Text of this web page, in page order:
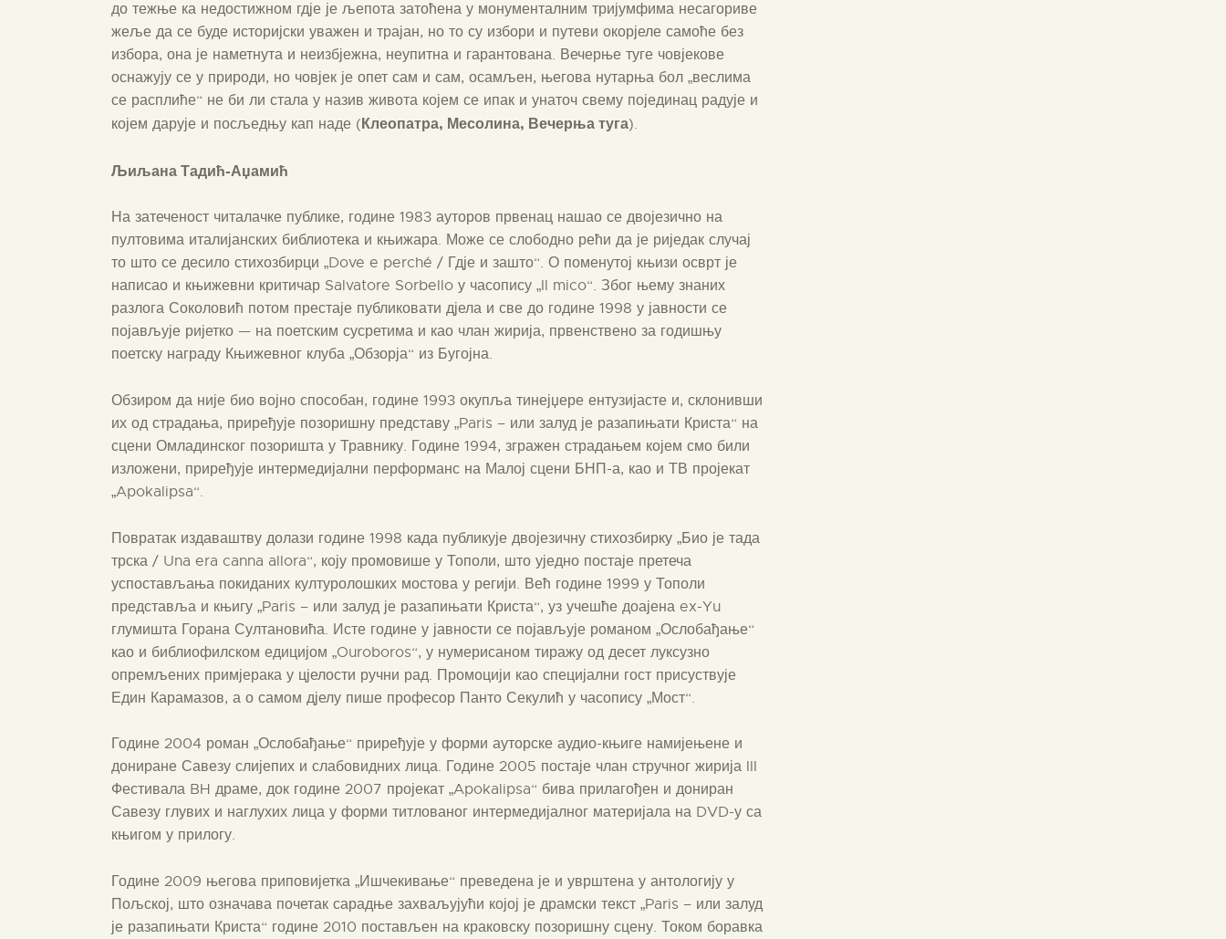
до тежње ка недостижном гдје је љепота затоћена у монументалним тријумфима несагориве
жеље да се буде историјски уважен и трајан, но то су избори и путеви окорјеле самоће без
избора, она је наметнута и неизбјежна, неупитна и гарантована. Вечерње туге човјекове
оснажују се у природи, но човјек је опет сам и сам, осамљен, његова нутарња бол „веслима
се расплиће“ не би ли стала у назив живота којем се ипак и унаточ свему појединац радује и
којем дарује и посљедњу кап наде (Клеопатра, Месолина, Вечерња туга).
Љиљана Тадић-Аџамић
На затеченост читалачке публике, године 1983 ауторов првенац нашао се двојезично на
пултовима италијанских библиотека и књижара. Може се слободно рећи да је риједак случај
то што се десило стихозбирци „Dove e perché / Гдје и зашто“. О поменутој књизи осврт је
написао и књижевни критичар Salvatore Sorbello у часопису „Il mico“. Због њему знаних
разлога Соколовић потом престаје публиковати дјела и све до године 1998 у јавности се
појављује ријетко — на поетским сусретима и као члан жирија, првенствено за годишњу
поетску награду Књижевног клуба „Обзорја“ из Бугојна.
Обзиром да није био војно способан, године 1993 окупља тинејџере ентузијасте и, склонивши
их од страдања, приређује позоришну представу „Paris – или залуд је разапињати Криста“ на
сцени Омладинског позоришта у Травнику. Године 1994, згражен страдањем којем смо били
изложени, приређује интермедијални перформанс на Малој сцени БНП-а, као и ТВ пројекат
„Apokalipsa“.
Повратак издаваштву долази године 1998 када публикује двојезичну стихозбирку „Био је тада
трска / Una era canna allora“, коју промовише у Тополи, што уједно постаје претеча
успостављања покиданих културолошких мостова у регији. Већ године 1999 у Тополи
представља и књигу „Paris – или залуд је разапињати Криста“, уз учешће доајена ex-Yu
глумишта Горана Султановића. Исте године у јавности се појављује романом „Ослобађање“
као и библиофилском едицијом „Ouroboros“, у нумерисаном тиражу од десет луксузно
опремљених примјерака у цјелости ручни рад. Промоцији као специјални гост присуствује
Един Карамазов, а о самом дјелу пише професор Панто Секулић у часопису „Мост“.
Године 2004 роман „Ослобађање“ приређује у форми ауторске аудио-књиге намијењене и
дониране Савезу слијепих и слабовидних лица. Године 2005 постаје члан стручног жирија III
Фестивала BH драме, док године 2007 пројекат „Apokalipsa“ бива прилагођен и дониран
Савезу глувих и наглухих лица у форми титлованог интермедијалног материјала на DVD-у са
књигом у прилогу.
Године 2009 његова приповијетка „Ишчекивање“ преведена је и уврштена у антологију у
Пољској, што означава почетак сарадње захваљујући којој је драмски текст „Paris – или залуд
је разапињати Криста“ године 2010 постављен на краковску позоришну сцену. Током боравка